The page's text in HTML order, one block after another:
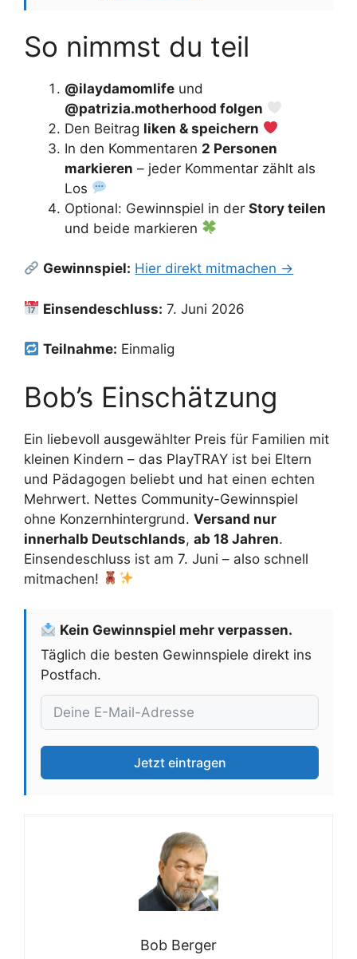
So nimmst du teil
@ilaydamomlife und
@patrizia.motherhood folgen
Den Beitrag liken & speichern
In den Kommentaren 2 Personen
markieren – jeder Kommentar zählt als
Los
Optional: Gewinnspiel in der Story teilen
und beide markieren
Gewinnspiel: Hier direkt mitmachen →
Einsendeschluss: 7. Juni 2026
Teilnahme: Einmalig
Bob’s Einschätzung
Ein liebevoll ausgewählter Preis für Familien mit
kleinen Kindern – das PlayTRAY ist bei Eltern
und Pädagogen beliebt und hat einen echten
Mehrwert. Nettes Community-Gewinnspiel
ohne Konzernhintergrund. Versand nur
innerhalb Deutschlands, ab 18 Jahren.
Einsendeschluss ist am 7. Juni – also schnell
mitmachen!
Kein Gewinnspiel mehr verpassen.
Täglich die besten Gewinnspiele direkt ins
Postfach.
Jetzt eintragen
Bob Berger